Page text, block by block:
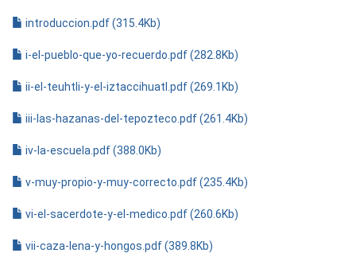
introduccion.pdf (315.4Kb)
i-el-pueblo-que-yo-recuerdo.pdf (282.8Kb)
ii-el-teuhtli-y-el-iztaccihuatl.pdf (269.1Kb)
iii-las-hazanas-del-tepozteco.pdf (261.4Kb)
iv-la-escuela.pdf (388.0Kb)
v-muy-propio-y-muy-correcto.pdf (235.4Kb)
vi-el-sacerdote-y-el-medico.pdf (260.6Kb)
vii-caza-lena-y-hongos.pdf (389.8Kb)